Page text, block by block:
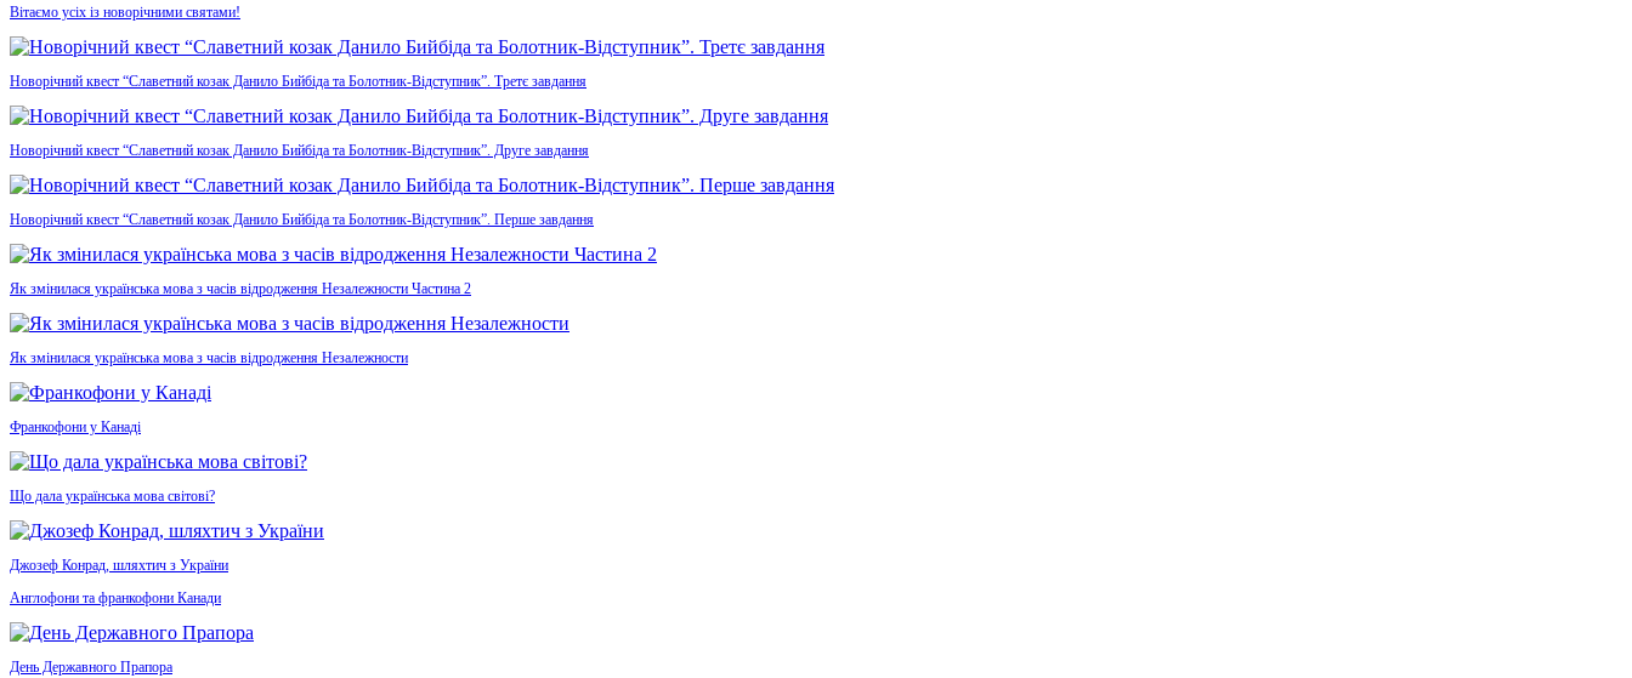
Вітаємо усіх із новорічними святами!
Новорічний квест “Славетний козак Данило Бийбіда та Болотник-Відступник”. Третє завдання
Новорічний квест “Славетний козак Данило Бийбіда та Болотник-Відступник”. Друге завдання
Новорічний квест “Славетний козак Данило Бийбіда та Болотник-Відступник”. Перше завдання
Як змінилася українська мова з часів відродження Незалежности Частина 2
Як змінилася українська мова з часів відродження Незалежности
Франкофони у Канаді
Що дала українська мова світові?
Джозеф Конрад, шляхтич з України
Англофони та франкофони Канади
День Державного Прапора